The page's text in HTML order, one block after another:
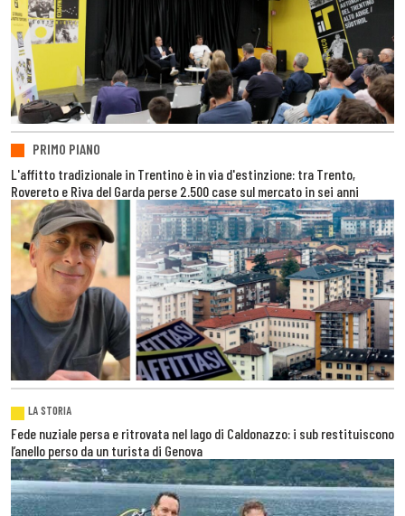
PRIMO PIANO
L'affitto tradizionale in Trentino è in via d'estinzione: tra Trento,
Rovereto e Riva del Garda perse 2.500 case sul mercato in sei anni
LA STORIA
Fede nuziale persa e ritrovata nel lago di Caldonazzo: i sub restituiscono
l’anello perso da un turista di Genova